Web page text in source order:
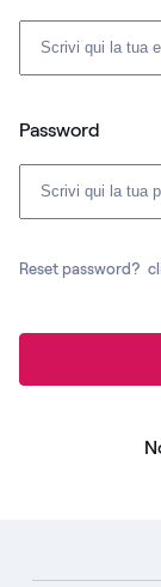
Password
Reset password?